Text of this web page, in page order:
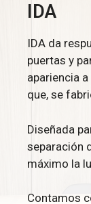
IDA
IDA da
puertas y
apariencia
que, se
Diseñada
separación
máximo la
Contamos